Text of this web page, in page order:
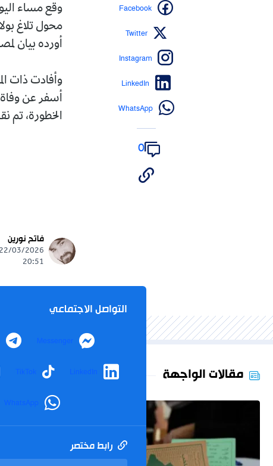
محول تلاغ
أورده بيان
وأفادت ذات
أسفر عن
الخطورة، تم
Facebook
Twitter
Instagram
LinkedIn
WhatsApp
0
فاتح نورين
20:51
التواصل الاجتماعي
Messenger
LinkedIn
TikTok
WhatsApp
رابط مختصر
مقالات الواجهة